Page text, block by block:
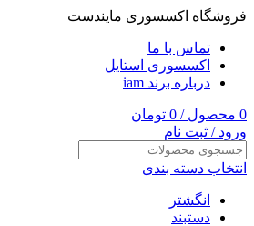
فروشگاه اکسسوری مایندست
تماس با ما
اکسسوری استایل
درباره برند iam
0 محصول /
0 تومان
ورود / ثبت نام
انتخاب دسته بندی
انگشتر
دستبند